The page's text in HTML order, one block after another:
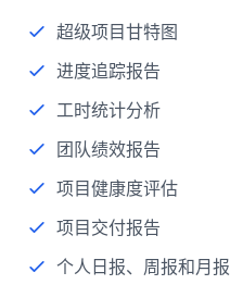
超级项目甘特图
进度追踪报告
工时统计分析
团队绩效报告
项目健康度评估
项目交付报告
个人日报、周报和月报